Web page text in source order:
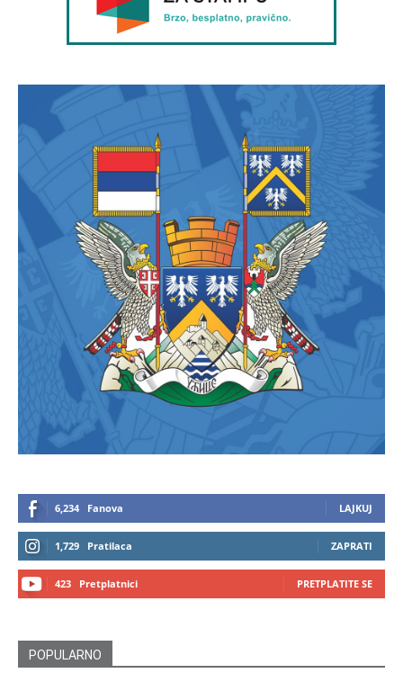
6,234 Fanova LAJKUJ
1,729 Pratilaca ZAPRATI
423 Pretplatnici PRETPLATITE SE
POPULARNO